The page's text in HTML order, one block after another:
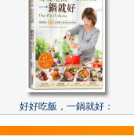
好好吃飯，一鍋就好：